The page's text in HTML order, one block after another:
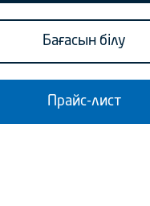
Бағасын білу
Прайс-лист